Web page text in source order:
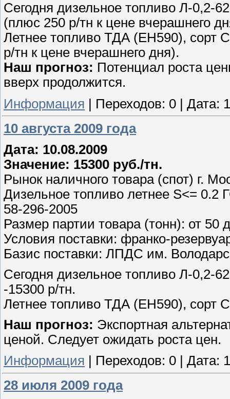
Сегодня дизельное топливо Л-0,2-
(плюс 250 р/тн к цене вчерашнего
Летнее топливо ТДА (ЕН590), сорт
р/тн к цене вчерашнего дня).
Наш прогноз: Потенциал роста
вверх продолжится.
Информация
Переходов: 0 Дата:
10 августа 2009 года
Дата: 10.08.2009
Значение: 15300 руб./тн.
Рынок наличного товара (спот) г.
Дизельное топливо летнее S<=
58-296-2005
Размер партии товара (тонн): от 50
Условия поставки: франко-
Базис поставки: ЛПДС им.
Сегодня дизельное топливо Л-0,2-
-15300 р/тн.
Летнее топливо ТДА (ЕН590), сорт
Наш прогноз: Экспортная
ценой. Следует ожидать роста цен.
Информация
Переходов: 0 Дата:
28 июля 2009 года